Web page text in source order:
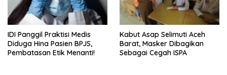
IDI Panggil Praktisi Medis
Diduga Hina Pasien BPJS,
Pembatasan Etik Menanti!
Kabut Asap Selimuti Aceh
Barat, Masker Dibagikan
Sebagai Cegah ISPA